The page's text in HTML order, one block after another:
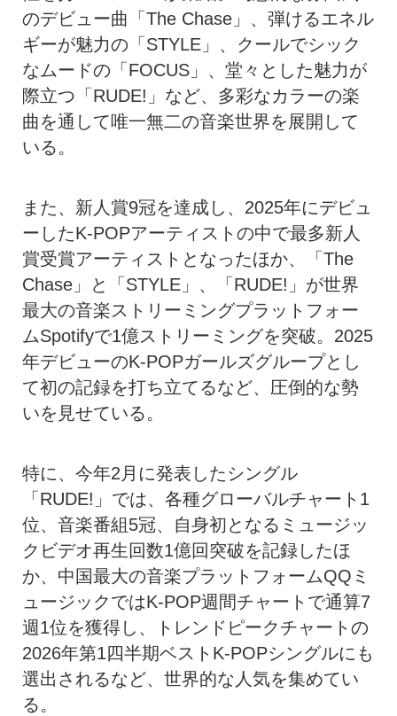
のデビュー曲「The Chase」、弾けるエネル
ギーが魅力の「STYLE」、クールでシック
なムードの「FOCUS」、堂々とした魅力が
際立つ「RUDE!」など、多彩なカラーの楽
曲を通して唯一無二の音楽世界を展開して
いる。
また、新人賞9冠を達成し、2025年にデビュ
ーしたK-POPアーティストの中で最多新人
賞受賞アーティストとなったほか、「The
Chase」と「STYLE」、「RUDE!」が世界
最大の音楽ストリーミングプラットフォー
ムSpotifyで1億ストリーミングを突破。2025
年デビューのK-POPガールズグループとし
て初の記録を打ち立てるなど、圧倒的な勢
いを見せている。
特に、今年2月に発表したシングル
「RUDE!」では、各種グローバルチャート1
位、音楽番組5冠、自身初となるミュージッ
クビデオ再生回数1億回突破を記録したほ
か、中国最大の音楽プラットフォームQQミ
ュージックではK-POP週間チャートで通算7
週1位を獲得し、トレンドピークチャートの
2026年第1四半期ベストK-POPシングルにも
選出されるなど、世界的な人気を集めてい
る。